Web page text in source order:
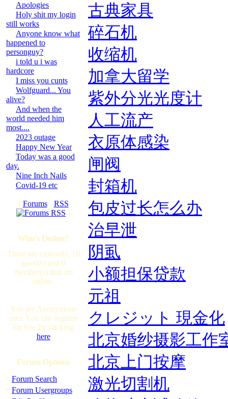
Apologies
Holy shit my login
still works
Anyone know what
happened to
personguy?
i told u i was
hardcore
I miss you cunts
Wolfguard... You
alive?
And when the
world needed him
most....
2023 outage
Happy New Year
Today was a good
day.
Nine Inch Nails
Covid-19 etc
[ Forums· RSS
]
Who's Online?
There are currently, 16
guest(s) and 0
member(s) that are
online.
You are Anonymous
user. You can register
for free by clicking
here
Forum Options
· Forum Search
· Forum Usergroups
古典家具
碎石机
收缩机
加拿大留学
紫外分光光度计
人工流产
衣原体感染
闸阀
封箱机
包皮过长怎么办
治早泄
阴虱
小额担保贷款
元祖
クレジット 現金化
北京婚纱摄影工作
北京上门按摩
激光切割机